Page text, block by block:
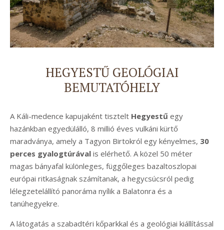
HEGYESTŰ GEOLÓGIAI
BEMUTATÓHELY
A Káli-medence kapujaként tisztelt Hegyestű egy
hazánkban egyedülálló, 8 millió éves vulkáni kürtő
maradványa, amely a Tagyon Birtokról egy kényelmes, 30
perces gyalogtúrával is elérhető. A közel 50 méter
magas bányafal különleges, függőleges bazaltoszlopai
európai ritkaságnak számítanak, a hegycsúcsról pedig
lélegzetelállító panoráma nyílik a Balatonra és a
tanúhegyekre.
A látogatás a szabadtéri kőparkkal és a geológiai kiállítással